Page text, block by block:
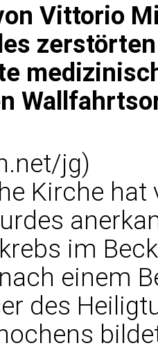
Vittorio
jg)
Kirche
im
einem
des